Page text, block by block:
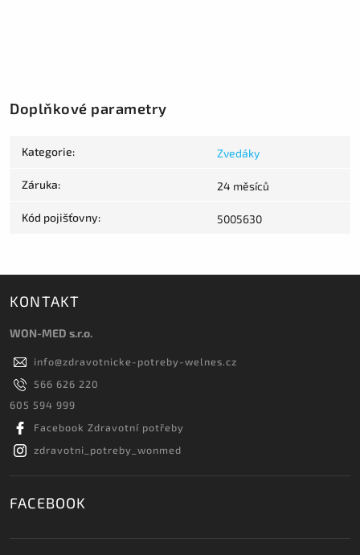
Doplňkové parametry
Kategorie: Zvedáky
Záruka: 24 měsíců
Kód pojišťovny: 5005630
KONTAKT
WON-MED s.r.o.
info@zdravotnicke-potreby-welnes.cz
566 626 220
605 594 999
Facebook Zdravotní potřeby
zdravotni_potreby_wonmed
FACEBOOK